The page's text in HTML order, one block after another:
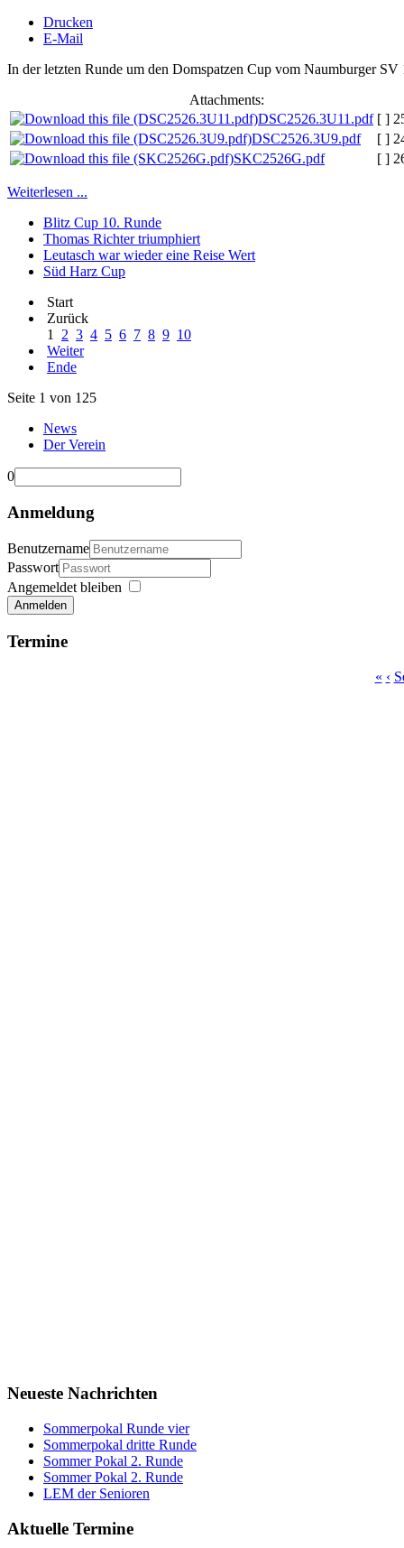
Drucken
E-Mail
In der letzten Runde um den Domspatzen Cup vom Naumburger
Attachments:
DSC2526.3U11.pdf [ ]
DSC2526.3U9.pdf
[ ]
SKC2526G.pdf
[ ]
Weiterlesen ...
Blitz Cup 10. Runde
Thomas Richter triumphiert
Leutasch war wieder eine Reise Wert
Süd Harz Cup
Start
Zurück
1
2 3 4 5 6 7 8 9 10
Weiter
Ende
Seite 1 von 125
News
Der Verein
0
Anmeldung
Benutzername
Passwort
Angemeldet bleiben
Anmelden
Termine
« ‹
Neueste Nachrichten
Sommerpokal Runde vier
Sommerpokal dritte Runde
Sommer Pokal 2. Runde
Sommer Pokal 2. Runde
LEM der Senioren
Aktuelle Termine